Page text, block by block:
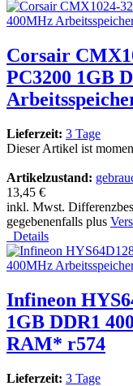
Corsair
PC3200 1GB
Lieferzeit: 3 Tage
Dieser Artikel ist
Artikelzustand:
13,45 €
inkl. Mwst.
gegebenenfalls plus
Details
Infineon
1GB DDR1
RAM* r574
Lieferzeit: 3 Tage